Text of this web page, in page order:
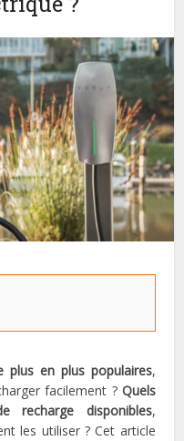
plus en plus populaires,
facilement ? Quels
disponibles,
les utiliser ? Cet article